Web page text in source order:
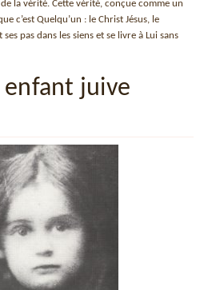
la vérité. Cette vérité, conçue comme un
c’est Quelqu’un : le Christ Jésus, le
pas dans les siens et se livre à Lui sans
enfant juive